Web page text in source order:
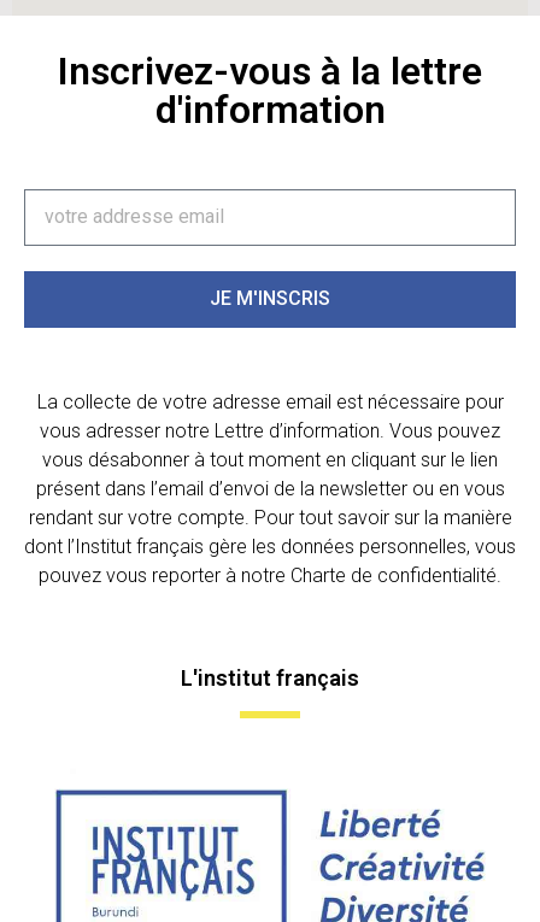
Inscrivez-vous à la lettre
d'information
JE M'INSCRIS
La collecte de votre adresse email est nécessaire pour
vous adresser notre Lettre d’information. Vous pouvez
vous désabonner à tout moment en cliquant sur le lien
présent dans l’email d’envoi de la newsletter ou en vous
rendant sur votre compte. Pour tout savoir sur la manière
dont l’Institut français gère les données personnelles, vous
pouvez vous reporter à notre Charte de confidentialité.
L'institut français